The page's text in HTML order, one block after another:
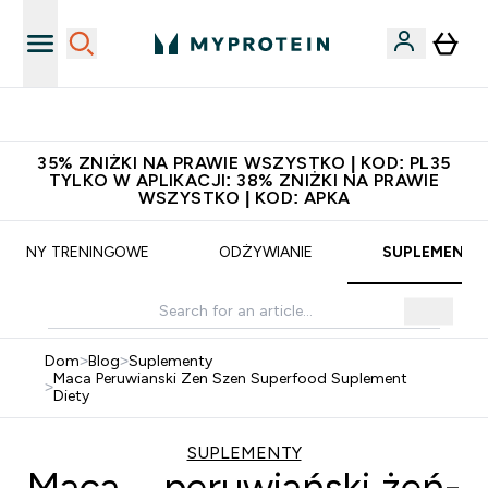
35% ZNIŻKI NA PRAWIE WSZYSTKO | KOD: PL35
TYLKO W APLIKACJI: 38% ZNIŻKI NA PRAWIE
WSZYSTKO | KOD: APKA
PLANY TRENINGOWE ODŻYWIANIE SUPLEMENTY
Dom>Blog>Suplementy
>Maca Peruwianski Zen Szen Superfood Suplement
Diety
SUPLEMENTY